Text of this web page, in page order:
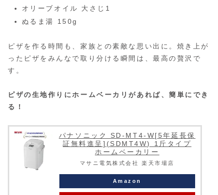
オリーブオイル 大さじ1
ぬるま湯 150g
ピザを作る時間も、家族との素敵な思い出に。焼き上が
ったピザをみんなで取り分ける瞬間は、最高の贅沢で
す。
ピザの生地作りにホームベーカリがあれば、簡単にでき
る！
パナソニック SD-MT4-W[5年延長保
証無料進呈](SDMT4W) 1斤タイプ
ホームベーカリー
マサニ電気株式会社 楽天市場店
Amazon